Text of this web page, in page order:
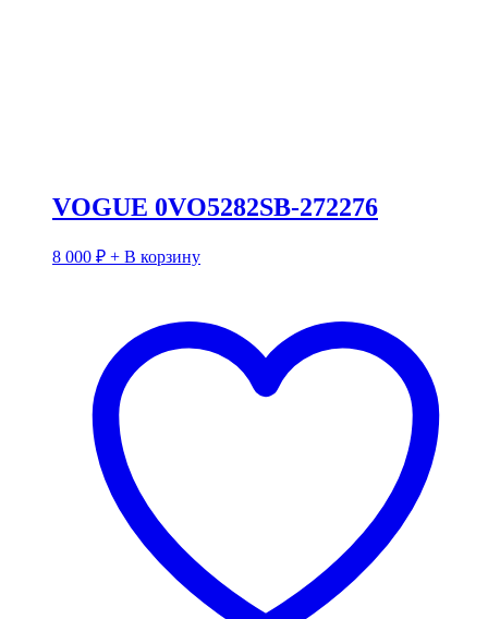
VOGUE 0VO5282SB-272276
8 000 ₽ + В корзину